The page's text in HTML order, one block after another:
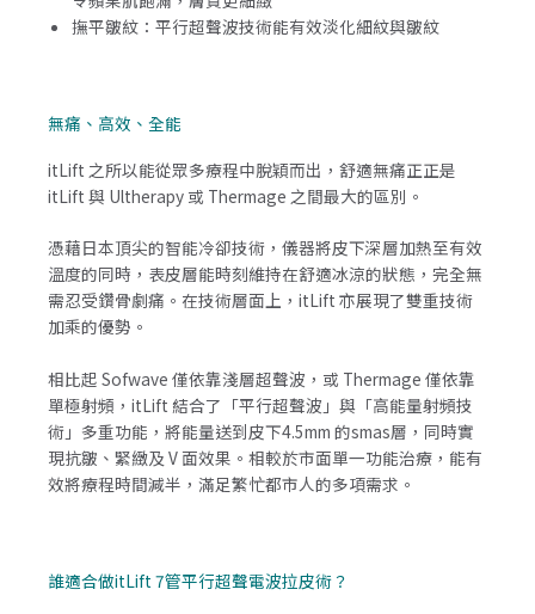
撫平皺紋：平行超聲波技術能有效淡化細紋與皺紋
無痛、高效、全能
itLift 之所以能從眾多療程中脫穎而出，舒適無痛正正是
itLift 與 Ultherapy 或 Thermage 之間最大的區別。
憑藉日本頂尖的智能冷卻技術，儀器將皮下深層加熱至有效
溫度的同時，表皮層能時刻維持在舒適冰涼的狀態，完全無
需忍受鑽骨劇痛。在技術層面上，itLift 亦展現了雙重技術
加乘的優勢。
相比起 Sofwave 僅依靠淺層超聲波，或 Thermage 僅依靠
單極射頻，itLift 結合了「平行超聲波」與「高能量射頻技
術」多重功能，將能量送到皮下4.5mm 的smas層，同時實
現抗皺、緊緻及 V 面效果。相較於市面單一功能治療，能有
效將療程時間減半，滿足繁忙都市人的多項需求。
誰適合做itLift 7管平行超聲電波拉皮術？